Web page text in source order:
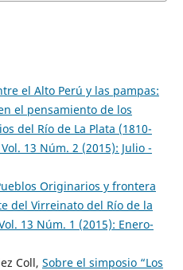
el Alto Perú y las pampas:
el pensamiento de los
del Río de La Plata (1810-
Vol. 13 Núm. 2 (2015): Julio -
Originarios y frontera
del Virreinato del Río de la
13 Núm. 1 (2015): Enero-
Coll, Sobre el simposio “Los